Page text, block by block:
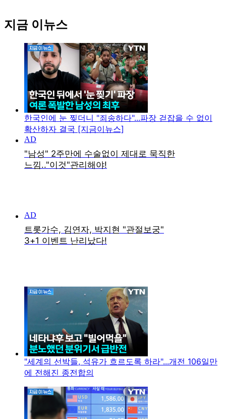
지금 이뉴스
한국인에 눈 찢더니 "죄송하다"...파장 걷잡을 수 없이
확산하자 결국 [지금이뉴스]
"세계의 선박들, 석유가 흐르도록 하라"...개전 106일만
에 전해진 종전합의